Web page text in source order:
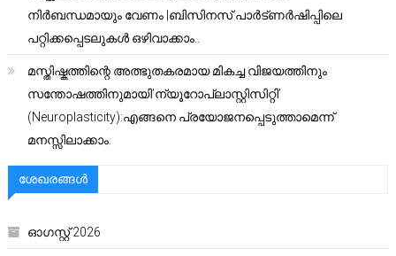
നിർബന്ധമായും വേണം |ബിസിനസ് പാർട്ണർഷിപ്പിലെ
പറ്റിക്കപ്പെടലുകൾ ഒഴിവാക്കാം..
മസ്തിഷ്കത്തിന്റെ അത്ഭുതകരമായ മികച്ച വിജയത്തിനും
സന്തോഷത്തിനുമായി’ന്യൂറോപ്ലാസ്റ്റിസിറ്റി’
(Neuroplasticity):എങ്ങനെ പ്രയോജനപ്പെടുത്താമെന്ന്
മനസ്സിലാക്കാം.
ശേഖരങ്ങൾ
ഓഗസ്റ്റ്‌ 2026